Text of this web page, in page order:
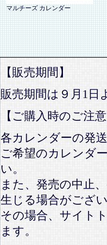
マルチーズ カレンダー
【販売期間】
販売期間は９月1日
【ご購入時のご注
各カレンダーの発
ご希望のカレンダ
い。
また、発売の中止
生じる場合がござ
その場合、サイト
ます。